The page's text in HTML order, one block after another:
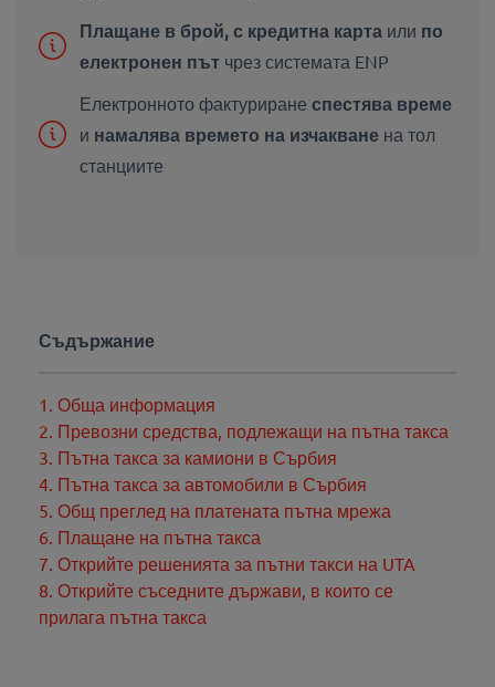
Плащане в брой, с кредитна карта или по
електронен път чрез системата ENP
Електронното фактуриране спестява време
и намалява времето на изчакване на тол
станциите
Съдържание
1. Обща информация
2. Превозни средства, подлежащи на пътна такса
3. Пътна такса за камиони в Сърбия
4. Пътна такса за автомобили в Сърбия
5. Общ преглед на платената пътна мрежа
6. Плащане на пътна такса
7. Открийте решенията за пътни такси на UTA
8. Открийте съседните държави, в които се
прилага пътна такса